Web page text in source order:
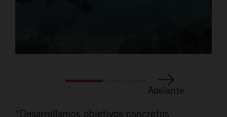
Adelante
“Desarrollamos objetivos concretos